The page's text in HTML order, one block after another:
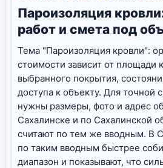
Пароизоляция
работ и смета под
Тема "Пароизоляция кровли":
стоимости зависит от площади
выбранного покрытия,
доступа к объекту. Для точной
нужны размеры, фото и адрес
Сахалинске и по Сахалинской
считают по тем же вводным. В
по таким вводным быстрее
диапазон и показывают, что